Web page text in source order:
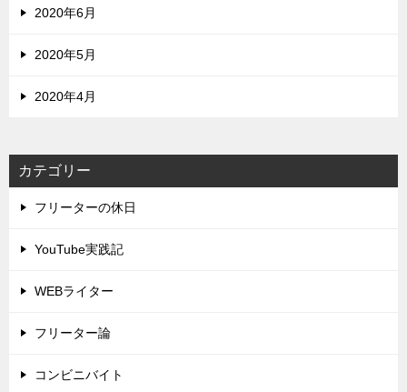
2020年6月
2020年5月
2020年4月
カテゴリー
フリーターの休日
YouTube実践記
WEBライター
フリーター論
コンビニバイト